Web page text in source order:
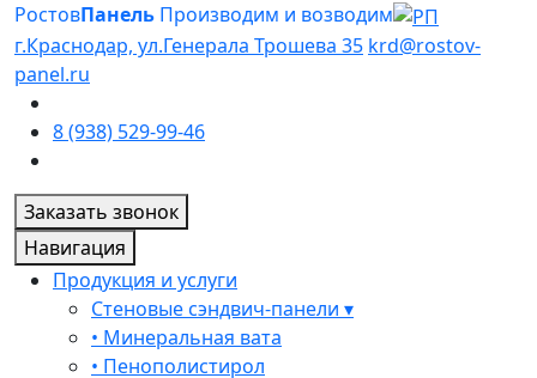
РостовПанель Производим и возводим
г.Краснодар, ул.Генерала Трошева 35 krd@rostov-
panel.ru
8 (938) 529-99-46
Заказать звонок
Навигация
Продукция и услуги
Стеновые сэндвич-панели ▾
• Минеральная вата
• Пенополистирол